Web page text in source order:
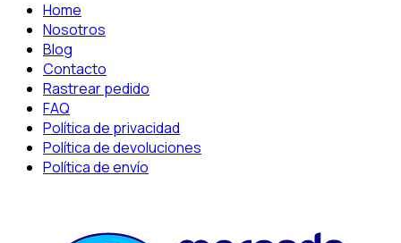
Home
Nosotros
Blog
Contacto
Rastrear pedido
FAQ
Política de privacidad
Política de devoluciones
Política de envío